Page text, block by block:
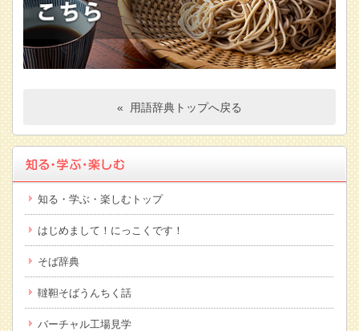
« 用語辞典トップへ戻る
知る・学ぶ・楽しむトップ
はじめまして！にっこくです！
そば辞典
韃靼そばうんちく話
バーチャル工場見学